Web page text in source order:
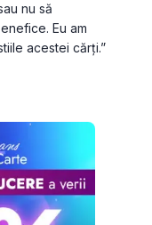
nu să
Eu am
acestei cărți.”